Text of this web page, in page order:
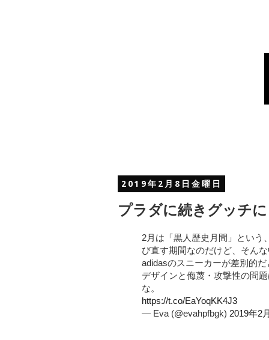
2019年2月8日金曜日
プラダに続きグッチ
2月は「黒人歴史月間」という
び直す期間なのだけど、そん
adidasのスニーカーが差別的
デザインと侮蔑・攻撃性の問
な。
https://t.co/EaYoqKK4J3
— Eva (@evahpfbgk) 2019年2